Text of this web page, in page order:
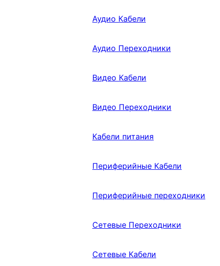
Аудио Кабели
Аудио Переходники
Видео Кабели
Видео Переходники
Кабели питания
Периферийные Кабели
Периферийные переходники
Сетевые Переходники
Сетевые Кабели